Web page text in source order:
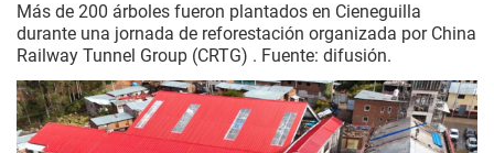
Más de 200 árboles fueron plantados en Cieneguilla
durante una jornada de reforestación organizada por China
Railway Tunnel Group (CRTG) . Fuente: difusión.